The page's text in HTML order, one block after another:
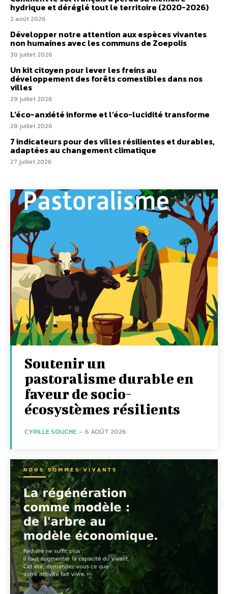
hydrique et déréglé tout le territoire (2020-2026)
2 août 2026
Développer notre attention aux espèces vivantes
non humaines avec les communs de Zoepolis
30 juillet 2026
Un kit citoyen pour lever les freins au
développement des forêts comestibles dans nos
villes
29 juillet 2026
L’éco-anxiété informe et l’éco-lucidité transforme
28 juillet 2026
7 indicateurs pour des villes résilientes et durables,
adaptées au changement climatique
27 juillet 2026
Soutenir un
pastoralisme durable en
faveur de socio-
écosystèmes résilients
CYRILLE SOUCHE - 6 AOÛT 2026